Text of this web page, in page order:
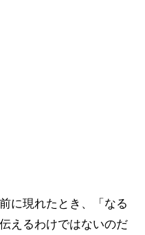
に現れたとき、「なる
えるわけではないのだ